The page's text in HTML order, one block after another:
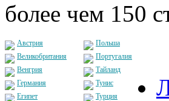
более чем 150
Австрия
Великобритания
Венгрия
Германия
Египет
Польша
Португалия
Тайланд
Тунис
Турция